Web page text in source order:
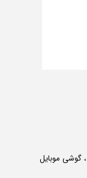
گوشی موبایل